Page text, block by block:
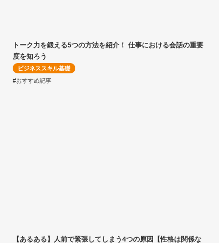
トーク力を鍛える5つの方法を紹介！ 仕事における会話の重要
度を知ろう
ビジネススキル基礎
#おすすめ記事
【あるある】人前で緊張してしまう4つの原因【性格は関係な